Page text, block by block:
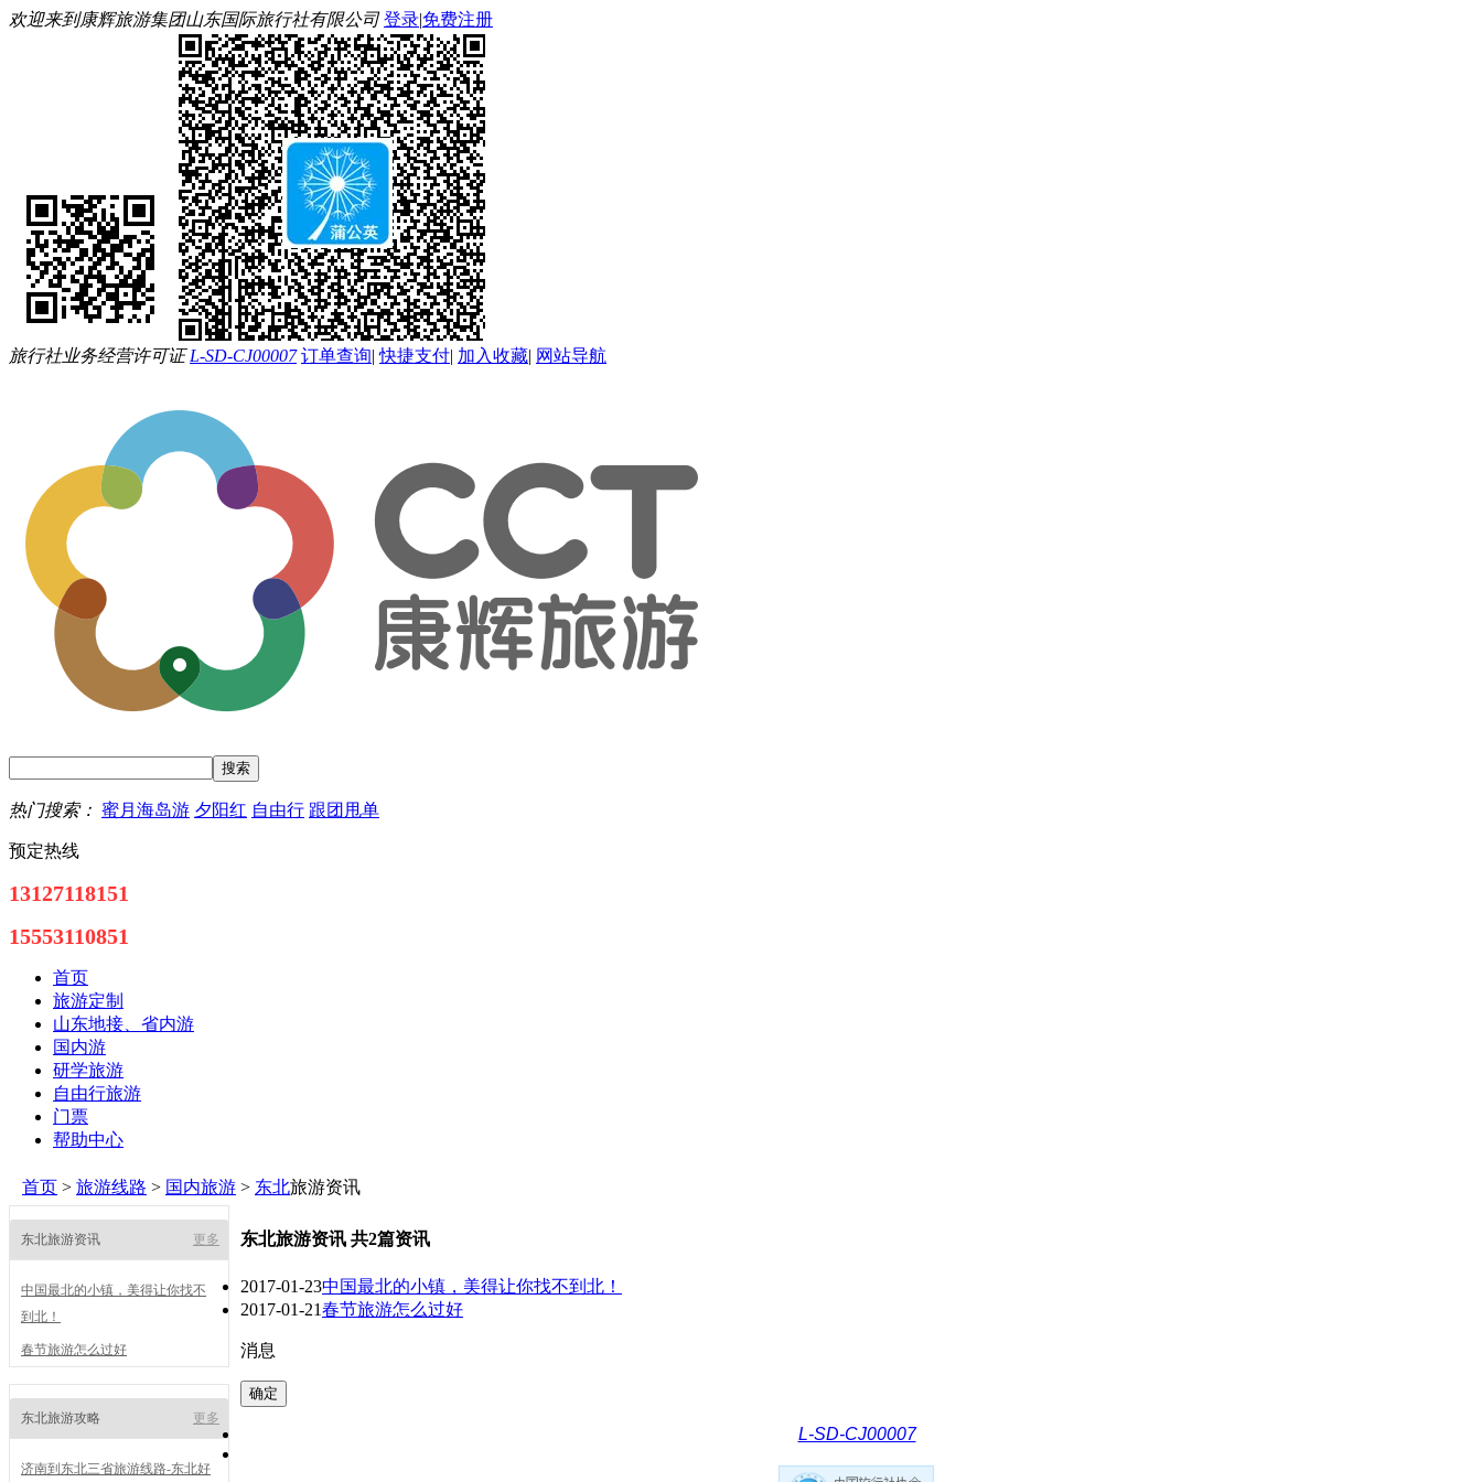
欢迎来到康辉旅游集团山东国际旅行社有限公司登录|免费注册
旅行社业务经营许可证L-SD-CJ00007 订单查询|快捷支付| 加入收藏| 网站导航
热门搜索： 蜜月海岛游 夕阳红 自由行 跟团甩单
预定热线
13127118151
15553110851
首页
旅游定制
山东地接、省内游
国内游
研学旅游
自由行旅游
门票
帮助中心
首页 > 旅游线路 > 国内旅游 > 东北旅游资讯
东北旅游资讯 更多
中国最北的小镇，美得让你找不
到北！
春节旅游怎么过好
东北旅游攻略 更多
济南到东北三省旅游线路-东北好
东北旅游资讯 共2篇资讯
2017-01-23中国最北的小镇，美得让你找不到北！
2017-01-21春节旅游怎么过好
消息
L-SD-CJ00007